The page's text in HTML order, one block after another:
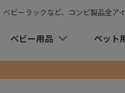
ビーラックなど、コンビ製品全ア
ベビー用品 ペット